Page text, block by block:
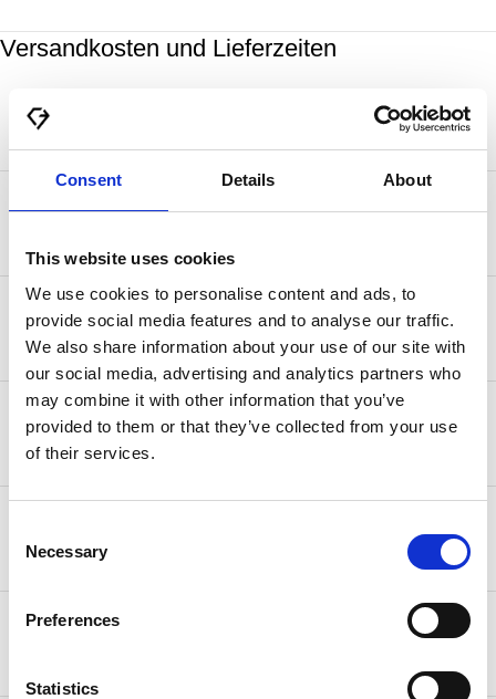
Consent Details About
This website uses cookies
We use cookies to personalise content and ads, to
provide social media features and to analyse our traffic.
We also share information about your use of our site with
our social media, advertising and analytics partners who
may combine it with other information that you’ve
provided to them or that they’ve collected from your use
of their services.
Selection
Necessary
Preferences
Statistics
Versandkosten und Lieferzeiten
Zielland
Kanada
Monaco
25,00 € (2-4 Werktage) kostenlos ab
500,00 €
Norwegen
25,00 € (2-4 Werktage) kostenlos ab
500,00 €
USA
50,00 € (3-5 Werktage) kostenlos ab